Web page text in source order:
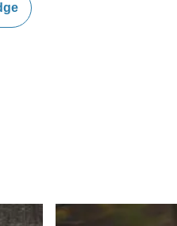
Tubi da neve sul